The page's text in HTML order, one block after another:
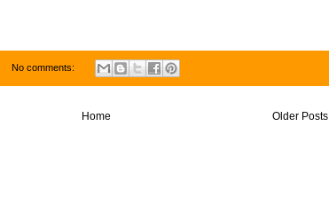
No comments:
Older Posts
Home